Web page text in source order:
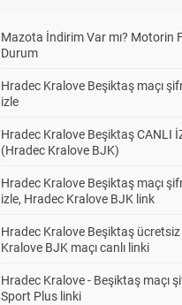
Mazota İndirim Var mı? Motorin
Durum
Hradec Kralove Beşiktaş maçı
izle
Hradec Kralove Beşiktaş CANLI
(Hradec Kralove BJK)
Hradec Kralove Beşiktaş maçı
izle, Hradec Kralove BJK link
Hradec Kralove Beşiktaş
Kralove BJK maçı canlı linki
Hradec Kralove - Beşiktaş maçı
Sport Plus linki